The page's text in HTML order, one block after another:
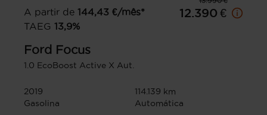
A partir de 144,43 €/mês*
TAEG 13,9%
12.390 €
Ford Focus
1.0 EcoBoost Active X Aut.
2019
114.139 km
Gasolina
Automática